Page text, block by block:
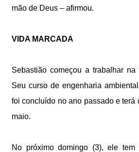
mão de Deus – afirmou.
VIDA MARCADA
Sebastião começou a trabalhar
Seu curso de engenharia
foi concluído no ano passado e terá
maio.
No próximo domingo (3), ele